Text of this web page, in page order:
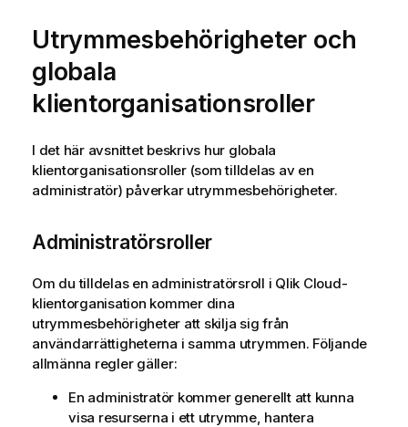
Utrymmesbehörigheter och
globala
klientorganisationsroller
I det här avsnittet beskrivs hur globala
klientorganisationsroller (som tilldelas av en
administratör) påverkar utrymmesbehörigheter.
Administratörsroller
Om du tilldelas en administratörsroll i Qlik Cloud-
klientorganisation kommer dina
utrymmesbehörigheter att skilja sig från
användarrättigheterna i samma utrymmen. Följande
allmänna regler gäller:
En administratör kommer generellt att kunna
visa resurserna i ett utrymme, hantera